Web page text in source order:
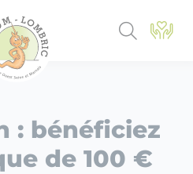
: bénéficiez
de 100 €